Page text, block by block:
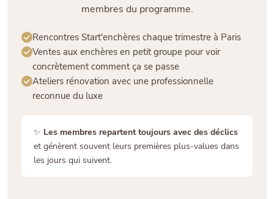
membres du programme.
Rencontres Start'enchères chaque trimestre à Paris
Ventes aux enchères en petit groupe pour voir
concrètement comment ça se passe
Ateliers rénovation avec une professionnelle
reconnue du luxe
✨ Les membres repartent toujours avec des déclics
et génèrent souvent leurs premières plus-values dans
les jours qui suivent.